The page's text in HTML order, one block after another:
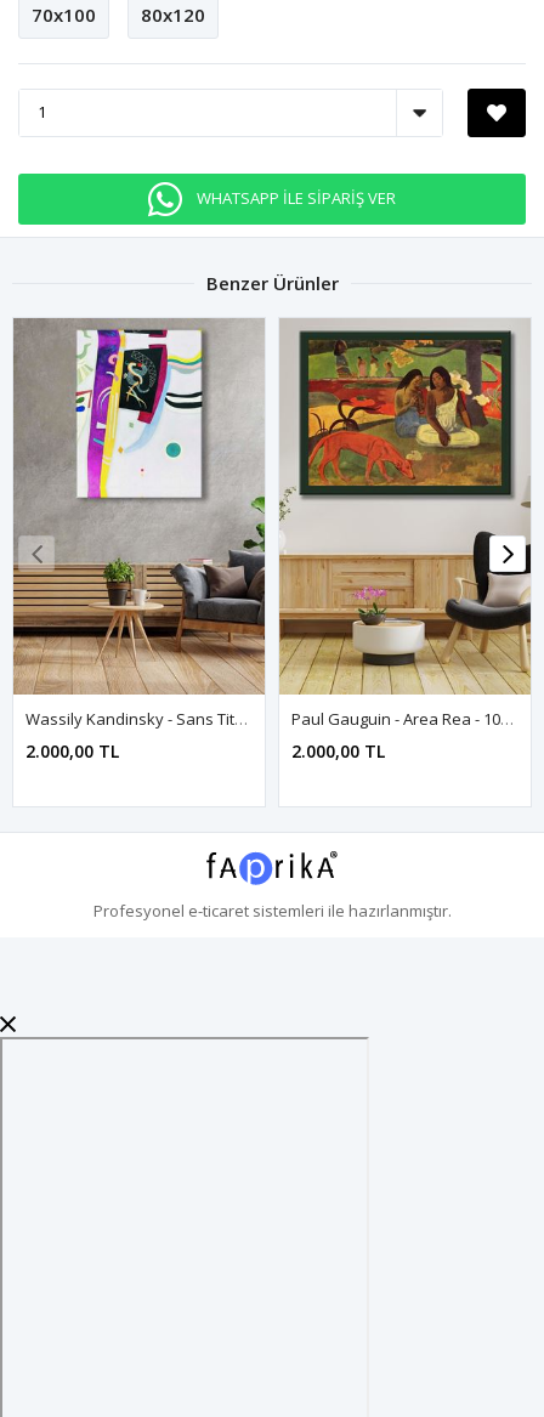
70x100 80x120
WHATSAPP İLE SİPARİŞ VER
Benzer Ürünler
Wassily Kandinsky - Sans Titre - 106156 - Dekoratif Duvar Kanvas Tablo
2.000,00 TL
Paul Gauguin - Area Rea - 106465 - Dekoratif Duvar Kanvas Tablo
2.000,00 TL
Profesyonel e-ticaretsistemleri ile hazırlanmıştır.